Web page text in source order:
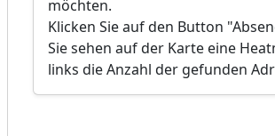
möchten.
Klicken Sie auf den Button
Sie sehen auf der Karte eine
links die Anzahl der gefunden